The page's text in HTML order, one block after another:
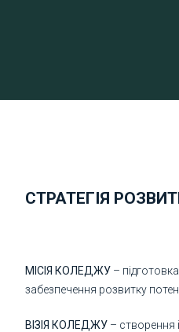
СТРАТЕГІЯ
МІСІЯ КОЛЕДЖУ –
забезпечення розвитку
ВІЗІЯ КОЛЕДЖУ – створення